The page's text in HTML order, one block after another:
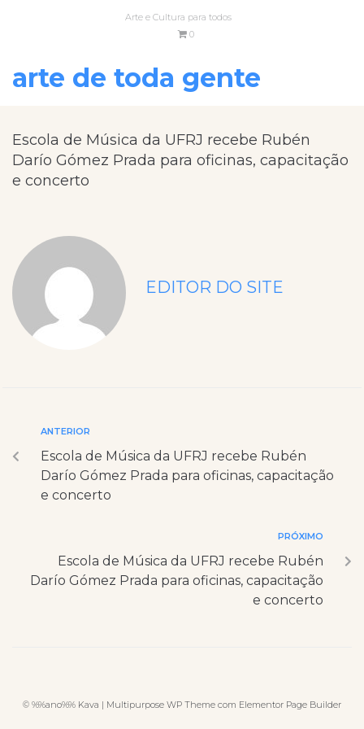
Arte e Cultura para todos
0
arte de toda gente
Escola de Música da UFRJ recebe Rubén
Darío Gómez Prada para oficinas, capacitação
e concerto
EDITOR DO SITE
ANTERIOR
Escola de Música da UFRJ recebe Rubén
Darío Gómez Prada para oficinas, capacitação
e concerto
PRÓXIMO
Escola de Música da UFRJ recebe Rubén
Darío Gómez Prada para oficinas, capacitação
e concerto
© %%ano%% Kava | Multipurpose WP Theme com Elementor Page Builder